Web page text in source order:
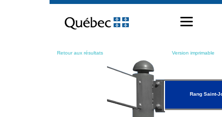
contenu
Retour aux résultats Version imprimable
Rang Saint-